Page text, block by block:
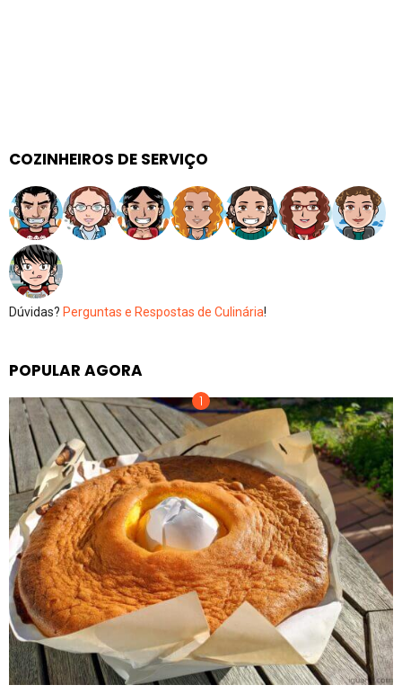
COZINHEIROS DE SERVIÇO
Dúvidas? Perguntas e Respostas de Culinária!
POPULAR AGORA